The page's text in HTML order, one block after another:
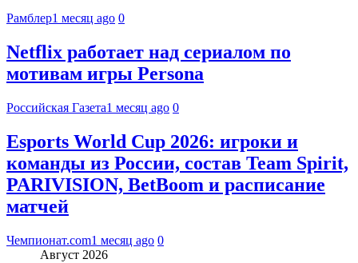
Рамблер1 месяц ago 0
Netflix работает над сериалом по
мотивам игры Persona
Российская Газета1 месяц ago 0
Esports World Cup 2026: игроки и
команды из России, состав Team Spirit,
PARIVISION, BetBoom и расписание
матчей
Чемпионат.com1 месяц ago 0
Август 2026